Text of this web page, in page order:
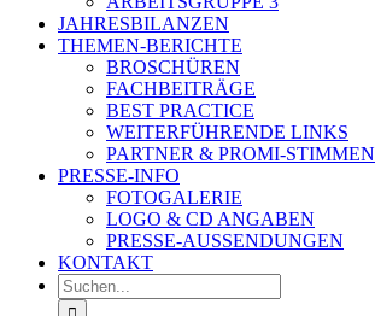
JAHRESBILANZEN
THEMEN-BERICHTE
BROSCHÜREN
FACHBEITRÄGE
BEST PRACTICE
WEITERFÜHRENDE LINKS
PARTNER & PROMI-STIMMEN
PRESSE-INFO
FOTOGALERIE
LOGO & CD ANGABEN
PRESSE-AUSSENDUNGEN
KONTAKT
Suche
nach: